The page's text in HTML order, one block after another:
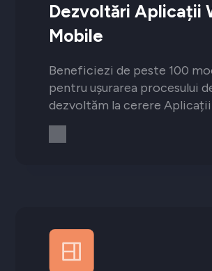
Dezvoltări Aplicații
Mobile
Beneficiezi de peste 100
pentru ușurarea procesului
dezvoltăm la cerere